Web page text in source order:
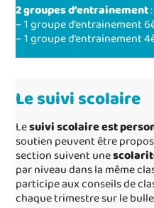
2 groupes d’entrainement:
– 1 groupe d’entrainement
– 1 groupe d’entrainement
Le suivi scolaire
Lesuivi scolaire est
soutien peuvent être
section suivent une
par niveau dans la même
participe aux conseils de
chaque trimestre sur le